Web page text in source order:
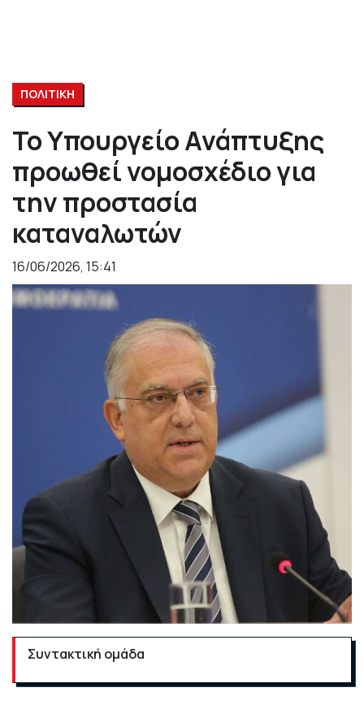
ΠΟΛΙΤΙΚΗ
Το Υπουργείο Ανάπτυξης
προωθεί νομοσχέδιο για
την προστασία
καταναλωτών
16/06/2026, 15:41
Συντακτική ομάδα